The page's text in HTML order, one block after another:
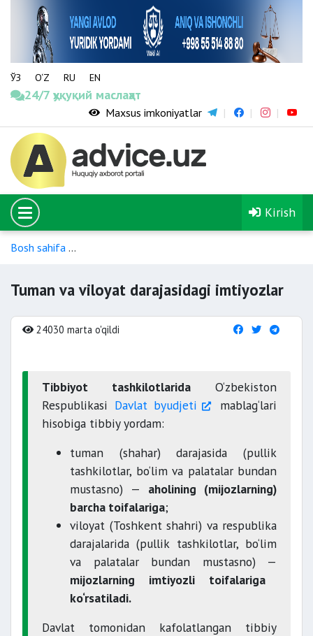
ЎЗ O‘Z RU EN
24/7 ҳуқуқий маслаҳат
Maxsus imkoniyatlar
Kirish
Bosh sahifa
Tuman va viloyat darajasidagi imtiyozlar
24030 marta o'qildi
Tibbiyot tashkilotlarida O‘zbekiston
Respublikasi Davlat byudjeti
mablag‘lari
hisobiga tibbiy yordam:
tuman (shahar) darajasida (pullik
tashkilotlar, bo‘lim va palatalar bundan
mustasno) — aholining (mijozlarning)
barcha toifalariga;
viloyat (Toshkent shahri) va respublika
darajalarida (pullik tashkilotlar, bo‘lim
va palatalar bundan mustasno) —
mijozlarning imtiyozli toifalariga
ko‘rsatiladi.
Davlat tomonidan kafolatlangan tibbiy